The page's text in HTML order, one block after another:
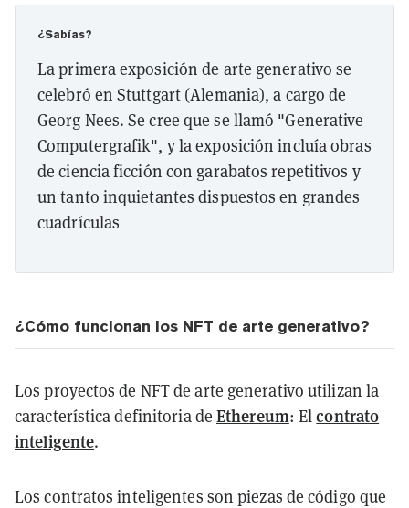
¿Sabías?
La primera exposición de arte generativo se
celebró en Stuttgart (Alemania), a cargo de
Georg Nees. Se cree que se llamó "Generative
Computergrafik", y la exposición incluía obras
de ciencia ficción con garabatos repetitivos y
un tanto inquietantes dispuestos en grandes
cuadrículas
¿Cómo funcionan los NFT de arte generativo?
Los proyectos de NFT de arte generativo utilizan la
característica definitoria deEthereum: Elcontrato
inteligente.
Los contratos inteligentes son piezas de código que